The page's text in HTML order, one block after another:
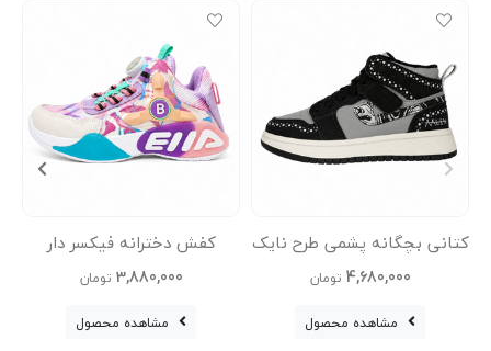
کتانی بچگانه پشمی طرح نایک
Nike Jordan
4,680,000 تومان
مشاهده محصول
کفش دخترانه فیکسر دار
وارداتی
3,880,000 تومان
مشاهده محصول